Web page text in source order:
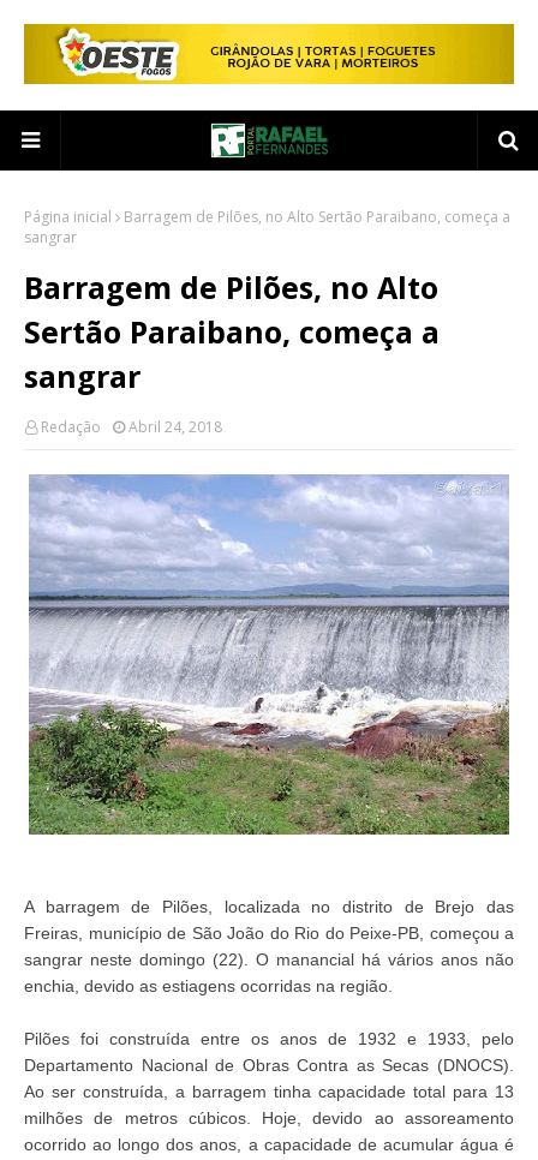
Página inicial
Barragem de Pilões, no Alto Sertão Paraibano, começa a
sangrar
Barragem de Pilões, no Alto
Sertão Paraibano, começa a
sangrar
Redação Abril 24, 2018
A barragem de Pilões, localizada no distrito de Brejo das
Freiras, município de São João do Rio do Peixe-PB, começou a
sangrar neste domingo (22). O manancial há vários anos não
enchia, devido as estiagens ocorridas na região.
Pilões foi construída entre os anos de 1932 e 1933, pelo
Departamento Nacional de Obras Contra as Secas (DNOCS).
Ao ser construída, a barragem tinha capacidade total para 13
milhões de metros cúbicos. Hoje, devido ao assoreamento
ocorrido ao longo dos anos, a capacidade de acumular água é